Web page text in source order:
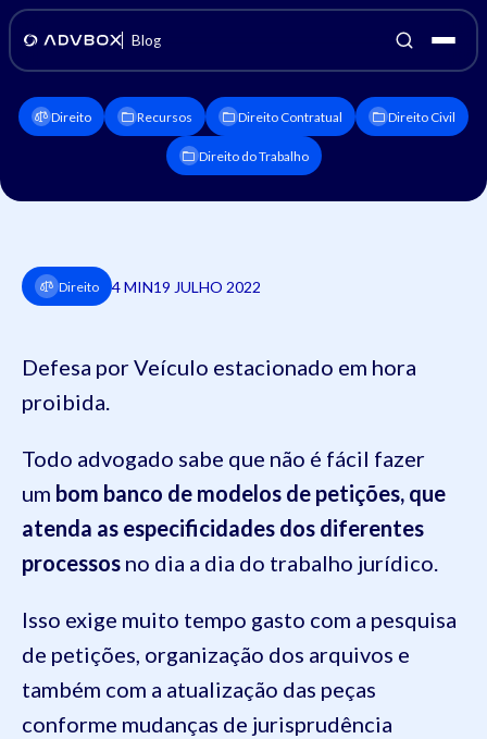
Blog
Direito Recursos Direito Contratual Direito Civil
Direito do Trabalho
Direito 4 MIN19 JULHO 2022
Defesa por Veículo estacionado em hora
proibida.
Todo advogado sabe que não é fácil fazer
um bom banco de modelos de petições, que
atenda as especificidades dos diferentes
processos no dia a dia do trabalho jurídico.
Isso exige muito tempo gasto com a pesquisa
de petições, organização dos arquivos e
também com a atualização das peças
conforme mudanças de jurisprudência